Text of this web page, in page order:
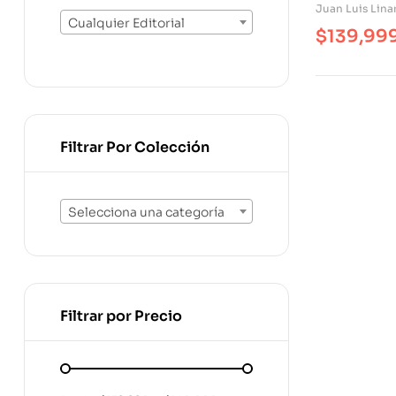
Juan Luis
$
Cualquier Editorial
Filtrar Por Colección
Selecciona una categoría
Filtrar por Precio